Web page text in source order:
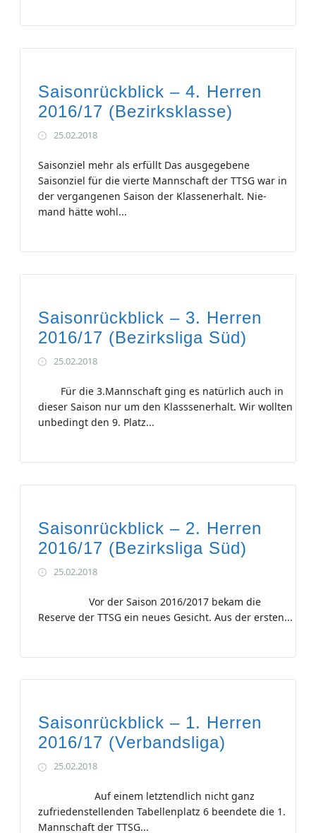
Saisonrückblick – 4. Herren
2016/17 (Bezirksklasse)
25.02.2018
Saisonziel mehr als erfüllt Das ausgegebene
Saisonziel für die vierte Mannschaft der TTSG war in
der vergangenen Saison der Klassenerhalt. Nie-
mand hätte wohl...
Saisonrückblick – 3. Herren
2016/17 (Bezirksliga Süd)
25.02.2018
Für die 3.Mannschaft ging es natürlich auch in
dieser Saison nur um den Klasssenerhalt. Wir wollten
unbedingt den 9. Platz...
Saisonrückblick – 2. Herren
2016/17 (Bezirksliga Süd)
25.02.2018
Vor der Saison 2016/2017 bekam die
Reserve der TTSG ein neues Gesicht. Aus der ersten...
Saisonrückblick – 1. Herren
2016/17 (Verbandsliga)
25.02.2018
Auf einem letztendlich nicht ganz
zufriedenstellenden Tabellenplatz 6 beendete die 1.
Mannschaft der TTSG...